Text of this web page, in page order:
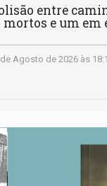
entre
e um em
Agosto de 2026 às